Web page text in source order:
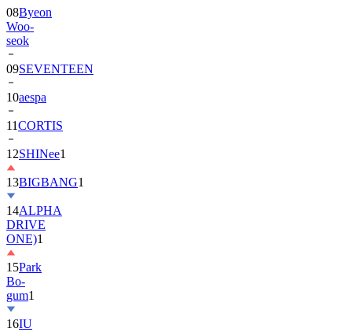
08Byeon
Woo-
seok
09SEVENTEEN
10aespa
11CORTIS
12SHINee1
13BIGBANG1
14ALPHA
DRIVE
ONE)1
15Park
Bo-
gum1
16IU